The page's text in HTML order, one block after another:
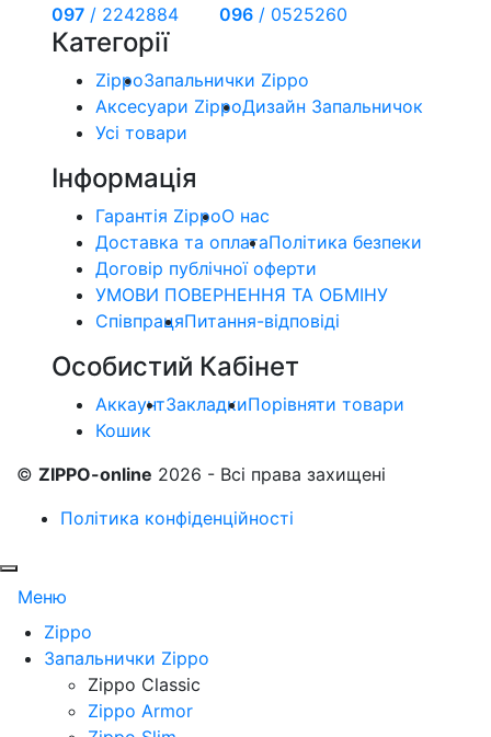
097 / 2242884 096 / 0525260
Категорії
ZippoЗапальнички Zippo
Аксесуари ZippoДизайн Запальничок
Усі товари
Інформація
Гарантія ZippoО нас
Доставка та оплатаПолітика безпеки
Договір публічної оферти
УМОВИ ПОВЕРНЕННЯ ТА ОБМІНУ
СпівпрацяПитання-відповіді
Особистий Кабінет
АккаунтЗакладкиПорівняти товари
Кошик
© ZIPPO-online 2026 - Всі права захищені
Політика конфіденційності
Меню
Zippo
Запальнички Zippo
Zippo Classic
Zippo Armor